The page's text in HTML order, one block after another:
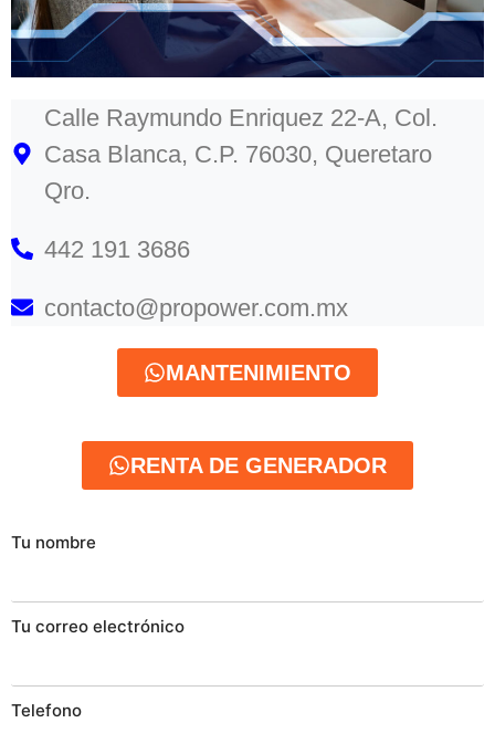
Calle Raymundo Enriquez 22-A, Col.
Casa Blanca, C.P. 76030, Queretaro
Qro.
442 191 3686
contacto@propower.com.mx
MANTENIMIENTO
RENTA DE GENERADOR
Tu nombre
Tu correo electrónico
Telefono